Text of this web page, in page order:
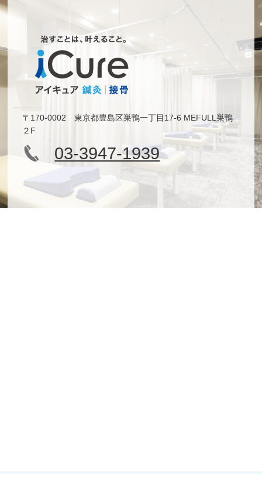
〒170-0002 東京都豊島区巣鴨一丁目17-6 MEFULL巣鴨
２F
03-3947-1939